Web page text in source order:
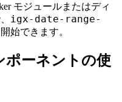
モジュールまたはディ
igx-date-range-
始できます。
ポーネントの使